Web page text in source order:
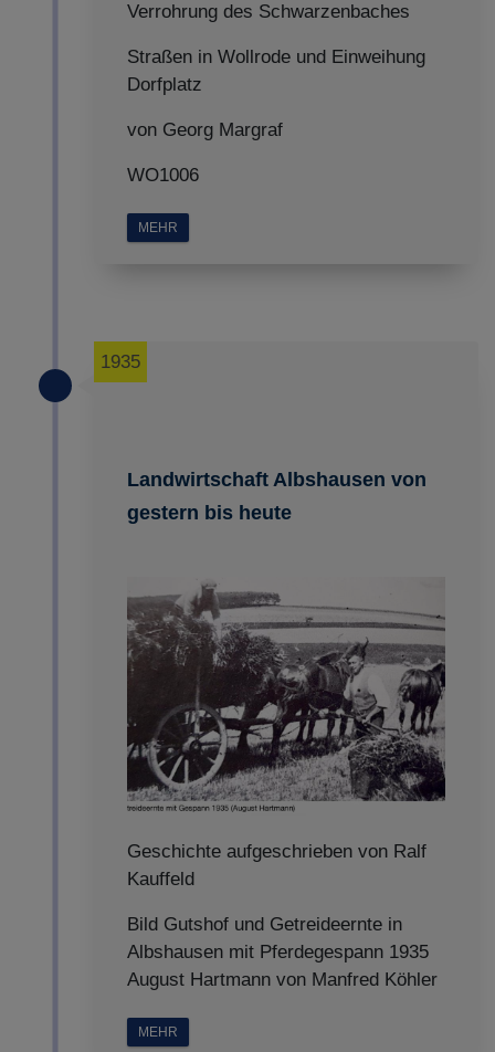
Verrohrung des Schwarzenbaches
Straßen in Wollrode und Einweihung
Dorfplatz
von Georg Margraf
WO1006
MEHR
Landwirtschaft Albshausen von
gestern bis heute
1935
Geschichte aufgeschrieben von Ralf
Kauffeld
Bild Gutshof und Getreideernte in
Albshausen mit Pferdegespann 1935
August Hartmann von Manfred Köhler
MEHR